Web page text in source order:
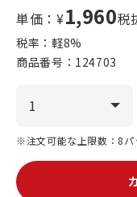
単価：¥1,960税
税率：軽8%
商品番号： 124703
※注文可能な上限数：8パ